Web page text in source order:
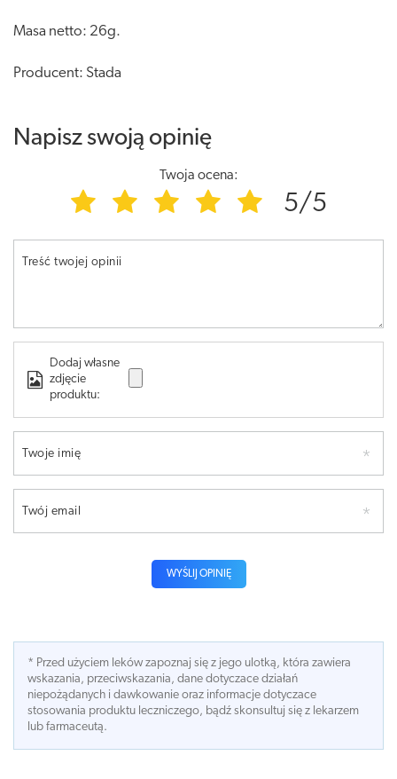
Masa netto: 26g.
Producent: Stada
Napisz swoją opinię
Twoja ocena:
5/5
Treść twojej opinii
Dodaj własne
zdjęcie
produktu:
Twoje imię
Twój email
WYŚLIJ OPINIĘ
* Przed użyciem leków zapoznaj się z jego ulotką, która zawiera
wskazania, przeciwskazania, dane dotyczace działań
niepożądanych i dawkowanie oraz informacje dotyczace
stosowania produktu leczniczego, bądź skonsultuj się z lekarzem
lub farmaceutą.